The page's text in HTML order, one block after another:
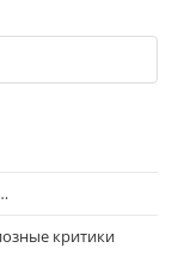
критики